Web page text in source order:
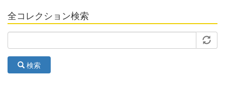
全コレクション検索
検索